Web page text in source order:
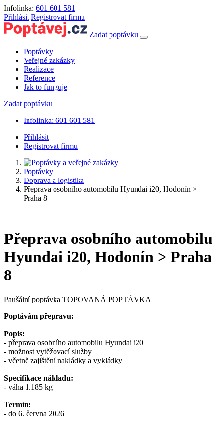
Infolinka: 601 601 581
Přihlásit Registrovat firmu
Zadat poptávku
Poptávky
Veřejné zakázky
Realizace
Reference
Jak to funguje
Zadat poptávku
Infolinka: 601 601 581
Přihlásit
Registrovat firmu
Poptávky
Doprava a logistika
Přeprava osobního automobilu Hyundai i20, Hodonín >
Praha 8
Přeprava osobního automobilu
Hyundai i20, Hodonín > Praha
8
Paušální poptávka TOPOVANÁ POPTÁVKA
Poptávám přepravu:
Popis:
- přeprava osobního automobilu Hyundai i20
- možnost vytěžovací služby
- včetně zajištění nakládky a vykládky
Specifikace nákladu:
- váha 1.185 kg
Termín:
- do 6. června 2026